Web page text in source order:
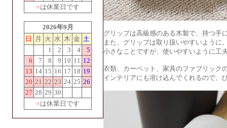
■は休業日です
2026年9月
日
月 火 水 木 金 土
1
2 3 4
5
6
7 8 9 10 11 12
13 14 15 16 17 18 19
20 21 22 23 24 25 26
27 28 29 30
■は休業日です
グリップは高級感のある木製で、持つ手
また、グリップは取り扱いやすいように
小さなことですが、使いやすいように工
衣類、カーペット、家具のファブリック
インテリアにも溶け込んでくれるので、